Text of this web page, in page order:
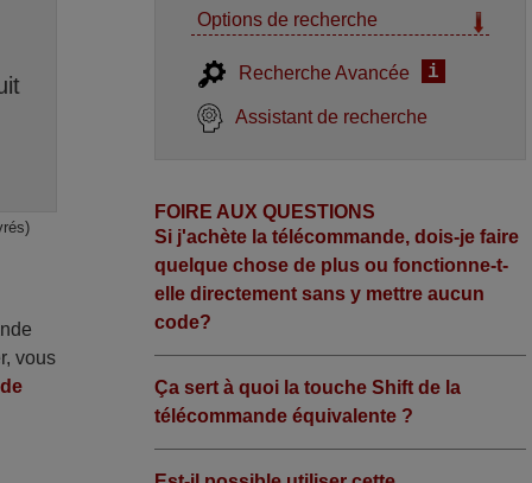
vous
Options de recherche
Recherche Avancée i
Assistant de recherche
FOIRE AUX QUESTIONS
Si j'achète la télécommande, dois-je faire
quelque chose de plus ou fonctionne-t-
elle directement sans y mettre aucun
code?
Ça sert à quoi la touche Shift de la
télécommande équivalente ?